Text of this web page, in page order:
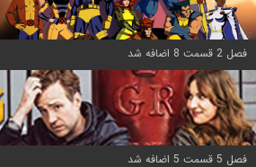
فصل 2 قسمت 8 اضافه شد
فصل 5 قسمت 5 اضافه شد